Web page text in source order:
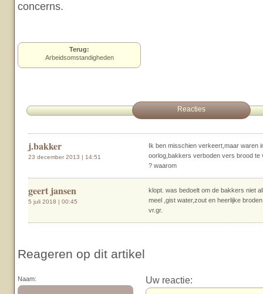
concerns.
Terug:
Arbeidsomstandigheden
Reacties
j.bakker
23 december 2013 | 14:51
Ik ben misschien verkeert,maar waren
oorlog,bakkers verboden vers brood
? waarom
geert jansen
5 juli 2018 | 00:45
klopt. was bedoelt om de bakkers niet
meel ,gist water,zout en heerlijke
vr.gr.
Reageren op dit artikel
Naam: Uw reactie: